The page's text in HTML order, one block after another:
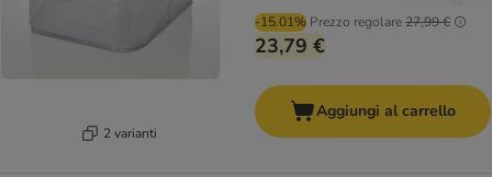
2 varianti
-15.01% Prezzo regolare27,99 €
23,79 €
Aggiungi al carrello